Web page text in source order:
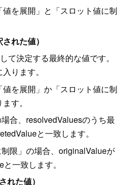
を展開」と「スロット値に制
れた値）
て決定する最終的な値です。
ります。
を展開」か「スロット値に制
す。
場合、resolvedValuesのうち最
と一致します。
制限」の場合、originalValueが
一致します。
れた値）